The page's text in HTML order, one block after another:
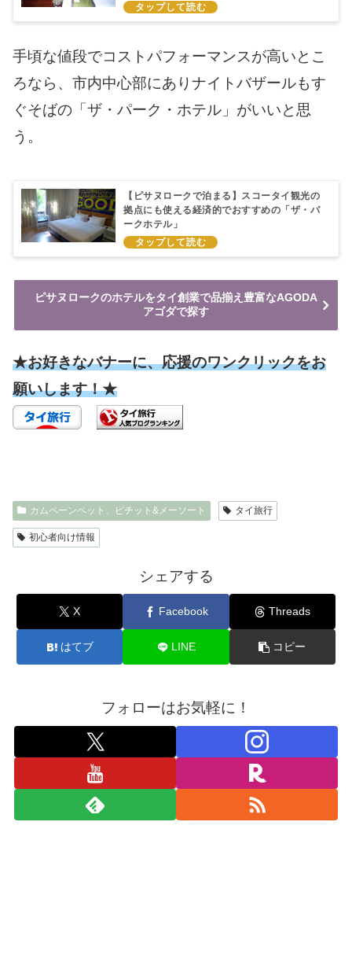
手頃な値段でコストパフォーマンスが高いとこ
ろなら、市内中心部にありナイトバザールもす
ぐそばの「ザ・パーク・ホテル」がいいと思
う。
【ピサヌロークで泊まる】スコータイ観光の
拠点にも使える経済的でおすすめの「ザ・パ
ークホテル」
ピサヌロークのホテルをタイ創業で品揃え豊富なAGODA
アゴダで探す
★お好きなバナーに、応援のワンクリックをお
願いします！★
カムペーンペット、ピチット&メーソート タイ旅行
初心者向け情報
シェアする
X Facebook Threads
はてブ LINE コピー
フォローはお気軽に！